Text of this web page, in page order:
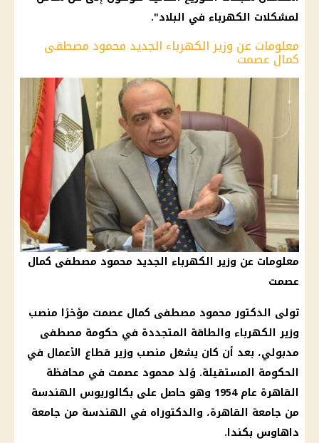
لمشكلات الكهرباء في البلاد".
معلومات عن وزير الكهرباء الجديد محمود مصطفى
كمال عصمت
معلومات عن وزير الكهرباء الجديد محمود مصطفى كمال
عصمت
تولى الدكتور محمود مصطفى كمال عصمت مؤخرًا منصب
وزير الكهرباء والطاقة المتجددة في حكومة مصطفى
مدبولي، بعد أن كان يشغل منصب وزير قطاع الأعمال في
الحكومة المستقيلة. وُلد محمود عصمت في محافظة
القاهرة عام 1954 وهو حاصل على بكالوريوس الهندسة
من جامعة القاهرة، والدكتوراه في الهندسة من جامعة
داهاوس بكندا.